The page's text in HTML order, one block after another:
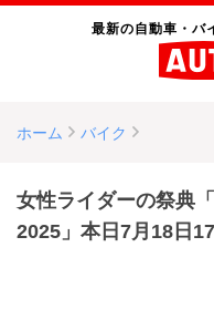
最新の自動車・バ
ホーム バイク
女性ライダーの祭典
2025」本日7月18日